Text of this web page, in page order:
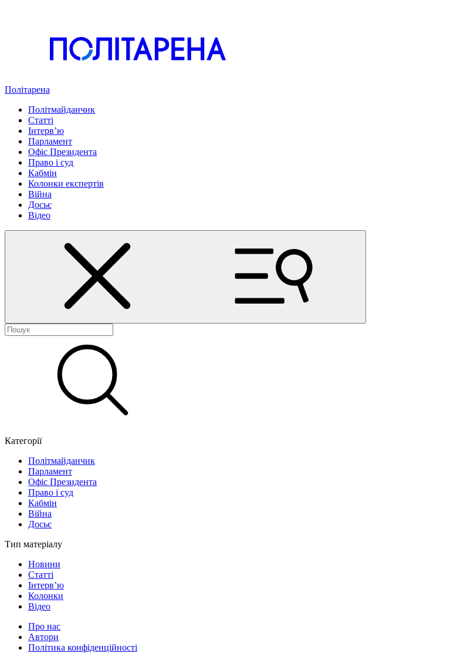
Політарена
Політмайданчик
Статті
Інтервʼю
Парламент
Офіс Президента
Право і суд
Кабмін
Колонки експертів
Війна
Досьє
Відео
Категорії
Політмайданчик
Парламент
Офіс Президента
Право і суд
Кабмін
Війна
Досьє
Тип матеріалу
Новини
Статті
Інтерв’ю
Колонки
Відео
Про нас
Автори
Політика конфіденційності